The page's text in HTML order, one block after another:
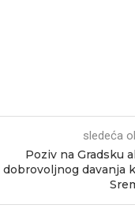
sledeća
Poziv na Gradsku
dobrovoljnog davanja